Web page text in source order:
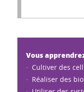
Vous
· Cultiver des
· Réaliser des